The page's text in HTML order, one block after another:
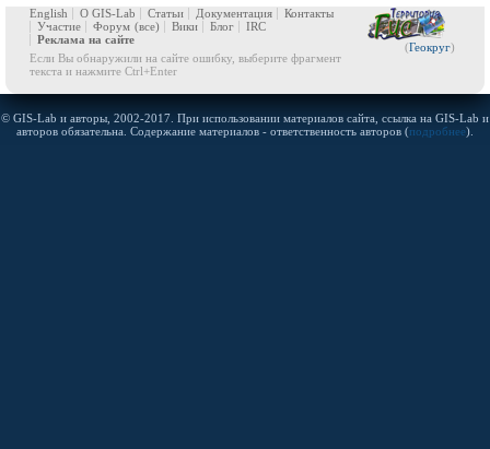
(Геокруг)
English О GIS-Lab Статьи Документация
Контакты
Участие
Форум (все) Вики Блог
IRC
Реклама на сайте
Если Вы обнаружили на сайте ошибку, выберите фрагмент
текста и нажмите Ctrl+Enter
© GIS-Lab и авторы, 2002-2017. При использовании материалов сайта, ссылка на GIS-Lab и
авторов обязательна. Содержание материалов - ответственность авторов (подробнее).